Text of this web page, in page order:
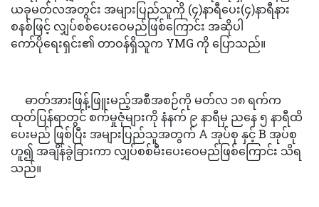
ယခုမတ်လအတွင်း အများပြည်သူကို (၄)နာရီပေး(၄)နာရီနား
စနစ်ဖြင့် လျှပ်စစ်ပေးဝေမည်ဖြစ်ကြောင်း အဆိုပါ
ကော်ပိုရေးရှင်း၏ တာဝန်ရှိသူက YMG ကို ပြောသည်။
ဓာတ်အားဖြန့်ဖြူးမည့်အစီအစဉ်ကို မတ်လ ၁၈ ရက်က
ထုတ်ပြန်ရာတွင် စက်မှုဇုံများကို နံနက် ၉ နာရီမှ ညနေ ၅ နာရီထိ
ပေးမည် ဖြစ်ပြီး အများပြည်သူအတွက် A အုပ်စု နှင့် B အုပ်စု
ဟူ၍ အချိန်ခွဲခြားကာ လျှပ်စစ်မီးပေးဝေမည်ဖြစ်ကြောင်း သိရ
သည်။